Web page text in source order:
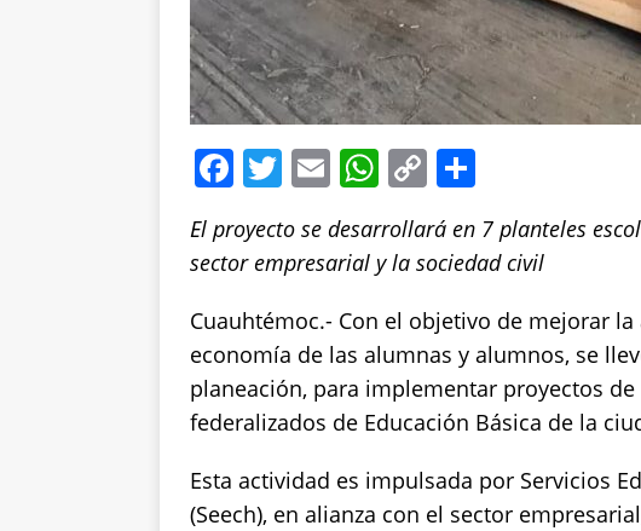
F
c
e
b
o
o
k
T
it
te
r
E
m
ai
l
W
at
s
A
p
p
C
o
p
y
Li
n
k
a
re
El proyecto se desarrollará en 7 planteles
sector empresarial y la sociedad civil
Cuauhtémoc.- Con el objetivo de mejorar
economía de las alumnas y alumnos, se
planeación, para implementar proyectos
federalizados de Educación Básica de la
Esta actividad es impulsada por Servicios
(Seech), en alianza con el sector